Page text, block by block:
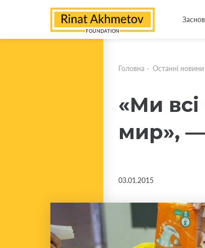
Головна - Останні
«Ми всі
мир», —
03.01.2015